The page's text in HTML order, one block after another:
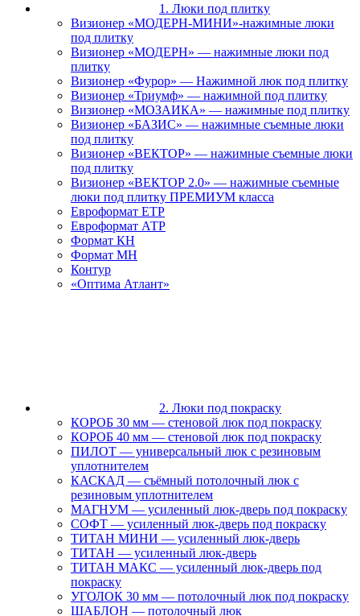
1. Люки под плитку
Визионер «МОДЕРН-МИНИ»-нажимные люки
под плитку
Визионер «МОДЕРН» — нажимные люки под
плитку
Визионер «Фурор» — Нажимной люк под плитку
Визионер «Триумф» — нажимной под плитку
Визионер «МОЗАИКА» — нажимные под плитку
Визионер «БАЗИС» — нажимные съемные люки
под плитку
Визионер «ВЕКТОР» — нажимные съемные люки
под плитку
Визионер «ВЕКТОР 2.0» — нажимные съемные
люки под плитку ПРЕМИУМ класса
Евроформат ЕТР
Евроформат АТР
Формат КН
Формат МН
Контур
«Оптима Атлант»
2. Люки под покраску
КОРОБ 30 мм — стеновой люк под покраску
КОРОБ 40 мм — стеновой люк под покраску
ПИЛОТ — универсальный люк с резиновым
уплотнителем
КАСКАД — съёмный потолочный люк с
резиновым уплотнителем
МАГНУМ — усиленный люк-дверь под покраску
СОФТ — усиленный люк-дверь под покраску
ТИТАН МИНИ — усиленный люк-дверь
ТИТАН — усиленный люк-дверь
ТИТАН МАКС — усиленный люк-дверь под
покраску
УГОЛОК 30 мм — потолочный люк под покраску
ШАБЛОН — потолочный люк